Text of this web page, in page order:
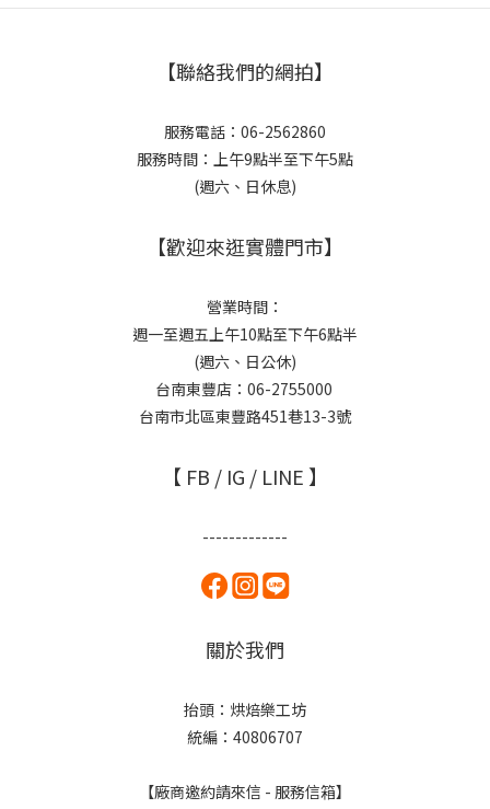
【聯絡我們的網拍】
服務電話：06-2562860
服務時間：上午9點半至下午5點
(週六、日休息)
【歡迎來逛實體門市】
營業時間：
週一至週五上午10點至下午6點半
(週六、日公休)
台南東豐店：06-2755000
台南市北區東豐路451巷13-3號
【 FB / IG / LINE 】
-------------
關於我們
抬頭：烘焙樂工坊
統編：40806707
【廠商邀約請來信 - 服務信箱】